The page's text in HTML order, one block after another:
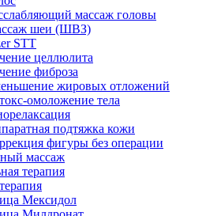
массаж головы
шеи (ШВЗ)
STT
целлюлита
фиброза
жировых отложений
омоложение тела
подтяжка кожи
фигуры без операции
массаж
терапия
Мексидол